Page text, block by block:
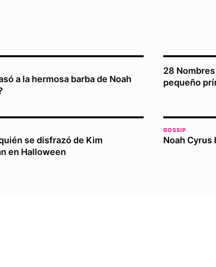
a la hermosa barba de Noah
28
pequeño
se disfrazó de Kim
en Halloween
GOSSIP
Noah Cyrus